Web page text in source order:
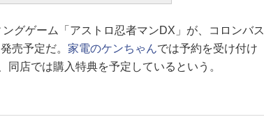
グゲーム「アストロ忍者マンDX」が、コロンバス
売予定だ。 家電のケンちゃんでは予約を受け付け
同店では購入特典を予定しているという。